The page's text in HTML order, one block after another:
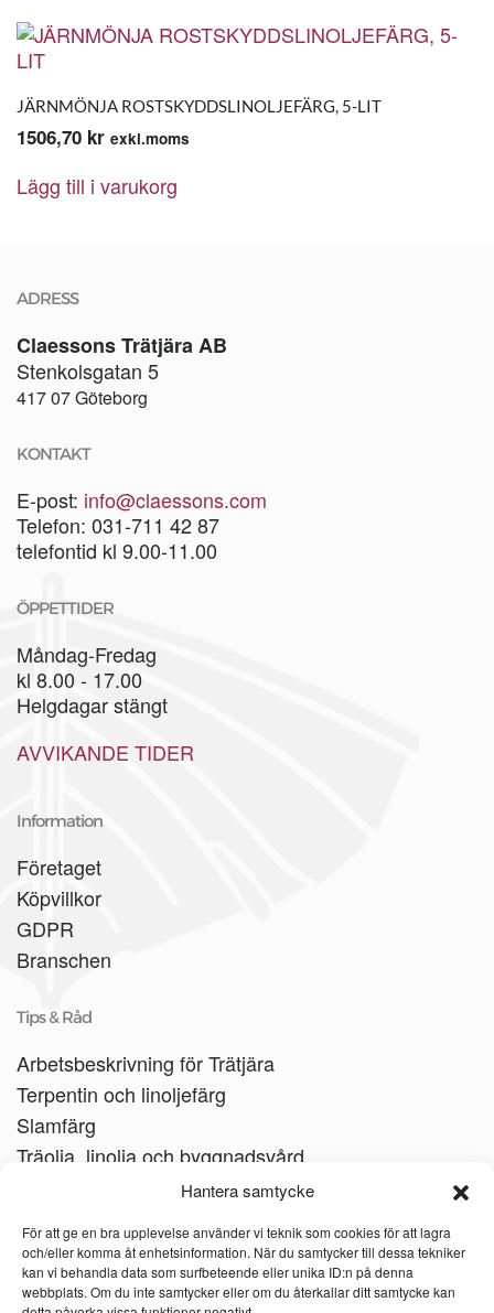
Hantera samtycke
För att ge en bra upplevelse använder vi teknik som cookies för att lagra
och/eller komma åt enhetsinformation. När du samtycker till dessa tekniker
kan vi behandla data som surfbeteende eller unika ID:n på denna
webbplats. Om du inte samtycker eller om du återkallar ditt samtycke kan
JÄRNMÖNJA ROSTSKYDDSLINOLJEFÄRG, 5-LIT
1506,70 kr exkl.moms
Lägg till i varukorg
ADRESS
Claessons Trätjära AB
Stenkolsgatan 5
417 07 Göteborg
KONTAKT
E-post: info@claessons.com
Telefon: 031-711 42 87
telefontid kl 9.00-11.00
ÖPPETTIDER
Måndag-Fredag
kl 8.00 - 17.00
Helgdagar stängt
AVVIKANDE TIDER
Information
Företaget
Köpvillkor
GDPR
Branschen
Tips & Råd
Arbetsbeskrivning för Trätjära
Terpentin och linoljefärg
Slamfärg
Träolja, linolja och byggnadsvård